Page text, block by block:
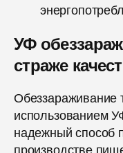
УФ
страже
Обеззараживание
использованием
надежный способ